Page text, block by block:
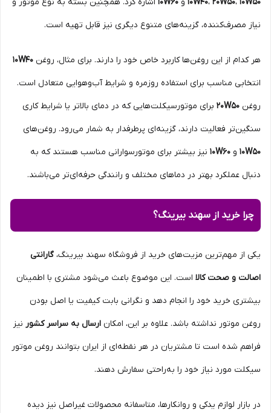
نیاز مصرف‌کننده، گزینه‌های متنوع دیگری نیز قابل تهیه است.
هر کدام از این روغن‌ها کاربرد خاص خود را دارند. برای مثال، روغن 10W40
انتخابی مناسب برای استفاده روزمره و شرایط آب‌وهوایی متعادل است.
روغن 20W50 برای موتورسیکلت‌هایی که در دمای بالاتر یا شرایط کاری
سنگین‌تر فعالیت دارند، گزینه‌ای پرطرفدار به شمار می‌رود. روغن‌های
10W50 و 10W60 نیز بیشتر برای موتورسوارانی مناسب هستند که به
دنبال عملکرد بهتر در دماهای مختلف و رانندگی حرفه‌ای‌تر می‌باشند.
چرا خرید از سهند بیرینگ؟
یکی از مهم‌ترین مزیت‌های خرید از فروشگاه سهند بیرینگ،گارانتی
اصالت و صحت کالا است. این موضوع باعث می‌شود مشتری با اطمینان
بیشتری خرید خود را انجام دهد و نگرانی بابت کیفیت یا اصل بودن
روغن موتور نداشته باشد. علاوه بر این، امکان ارسال به سراسر کشور نیز
فراهم شده است تا مشتریان در هر نقطه‌ای از ایران بتوانند روغن موتور
سیکلت مورد نیاز خود را به‌راحتی سفارش دهند.
در بازار لوازم یدکی و روانکارها، متاسفانه محصولات غیراصل نیز دیده